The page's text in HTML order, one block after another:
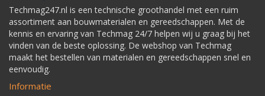
Techmag247.nl is een technische groothandel met een ruim
assortiment aan bouwmaterialen en gereedschappen. Met de
kennis en ervaring van Techmag 24/7 helpen wij u graag bij het
vinden van de beste oplossing. De webshop van Techmag
maakt het bestellen van materialen en gereedschappen snel en
eenvoudig.
Informatie